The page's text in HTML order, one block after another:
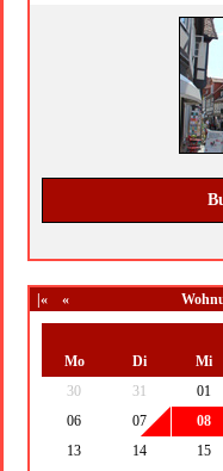
|« «
Mo
Di Mi
30
31 01
06
07 08
13
14 15